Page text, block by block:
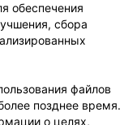
сервиса
обеспечения
сбора
файлов
позднее время.
о целях,